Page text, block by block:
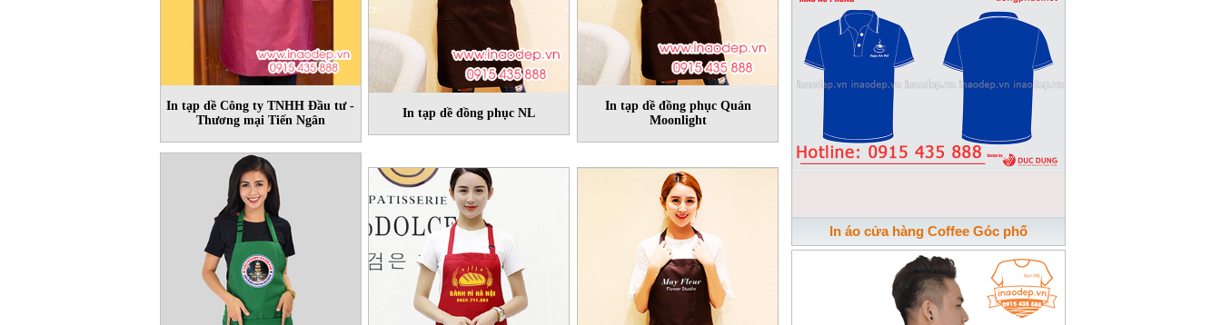
In tạp dề Công ty TNHH Đầu tư -
Thương mại Tiến Ngân
In tạp dề đồng phục NL
In tạp dề đồng phục Quán
Moonlight
In áo cửa hàng Coffee Góc phố